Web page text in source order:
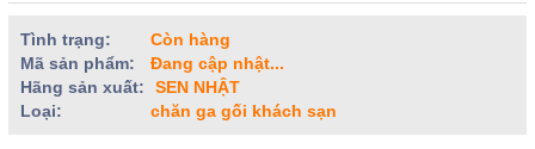
Tình trạng:
Còn hàng
Mã sản phẩm:
Đang cập nhật...
Hãng sản xuất:
SEN NHẬT
Loại:
chăn ga gối khách sạn